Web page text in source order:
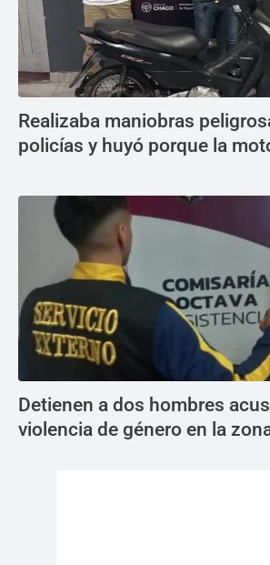
Realizaba maniobras
policías y huyó porque la
Detienen a dos hombres
violencia de género en la